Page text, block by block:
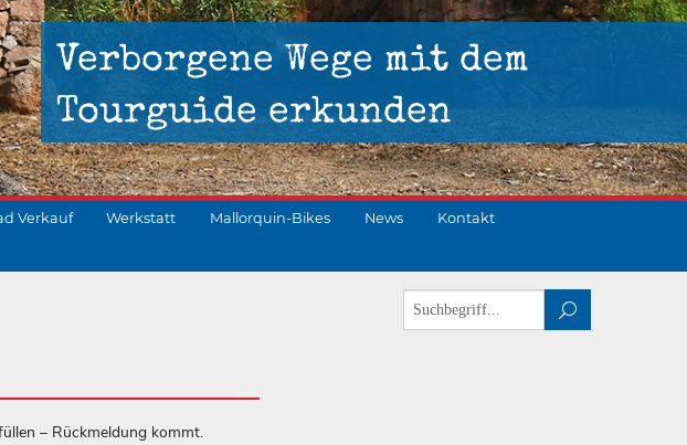
Verborgene Wege mit dem
Tourguide erkunden
Verkauf Werkstatt Mallorquin-Bikes News Kontakt
– Rückmeldung kommt.